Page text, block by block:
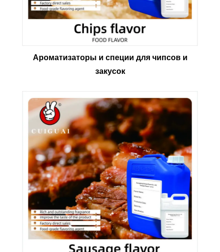
Ароматизаторы и специи для чипсов и
закусок